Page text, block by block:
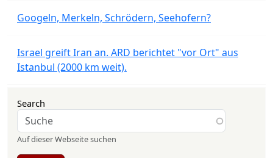
Googeln, Merkeln, Schrödern, Seehofern?
Israel greift Iran an. ARD berichtet "vor Ort" aus
Istanbul (2000 km weit).
Search
Auf dieser Webseite suchen